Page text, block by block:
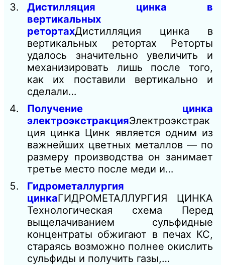
Дистилляция цинка в
вертикальных
ретортахДистилляция цинка в
вертикальных ретортах Реторты
удалось значительно увеличить и
механизировать лишь после того,
как их поставили вертикально и
сделали…
Получение цинка
электроэкстракцияЭлектроэкстрак
ция цинка Цинк является одним из
важнейших цветных металлов — по
размеру производства он занимает
третье место после меди и…
Гидрометаллургия
цинкаГИДРОМЕТАЛЛУРГИЯ ЦИНКА
Технологическая схема Перед
выщелачиванием сульфидные
концентраты обжигают в печах КС,
стараясь возможно полнее окислить
сульфиды и получить газы,…